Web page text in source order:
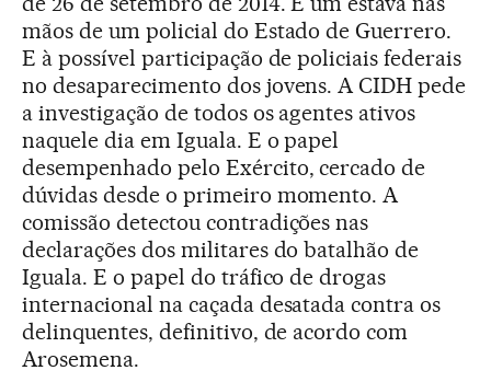
mãos de um policial do Estado de Guerrero.
E à possível participação de policiais federais
no desaparecimento dos jovens. A CIDH pede
a investigação de todos os agentes ativos
naquele dia em Iguala. E o papel
desempenhado pelo Exército, cercado de
dúvidas desde o primeiro momento. A
comissão detectou contradições nas
declarações dos militares do batalhão de
Iguala. E o papel do tráfico de drogas
internacional na caçada desatada contra os
delinquentes, definitivo, de acordo com
Arosemena.